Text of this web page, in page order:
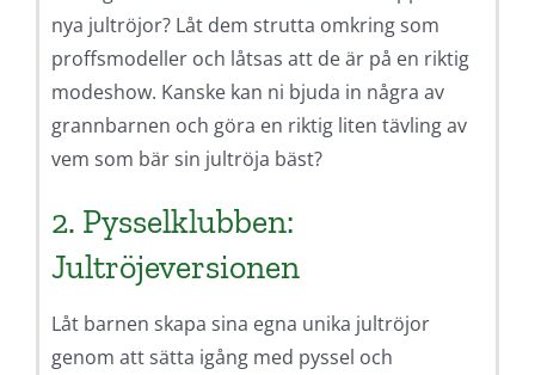
nya jultröjor? Låt dem strutta omkring som
proffsmodeller och låtsas att de är på en riktig
modeshow. Kanske kan ni bjuda in några av
grannbarnen och göra en riktig liten tävling av
vem som bär sin jultröja bäst?
2. Pysselklubben:
Jultröjeversionen
Låt barnen skapa sina egna unika jultröjor
genom att sätta igång med pyssel och